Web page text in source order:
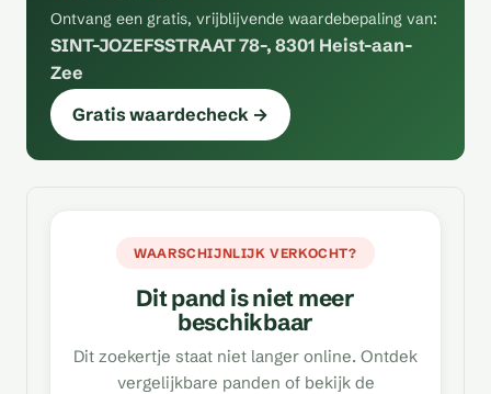
Ontvang een gratis, vrijblijvende waardebepaling van:
SINT-JOZEFSSTRAAT 78-, 8301 Heist-aan-
Zee
Gratis waardecheck →
WAARSCHIJNLIJK VERKOCHT?
Dit pand is niet meer
beschikbaar
Dit zoekertje staat niet langer online. Ontdek
vergelijkbare panden of bekijk de